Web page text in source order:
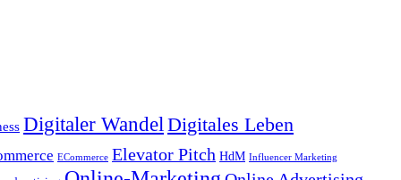
Digitaler Wandel Digitales Leben
ECommerce Elevator Pitch HdM Influencer Marketing